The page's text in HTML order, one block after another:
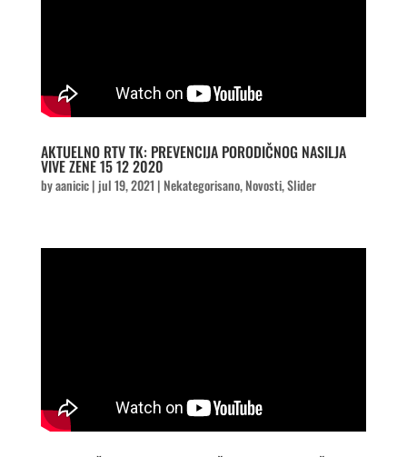
AKTUELNO RTV TK: PREVENCIJA PORODIČNOG NASILJA
VIVE ZENE 15 12 2020
byaanicic| jul 19, 2021 | Nekategorisano,Novosti,Slider